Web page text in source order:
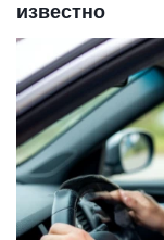
известно